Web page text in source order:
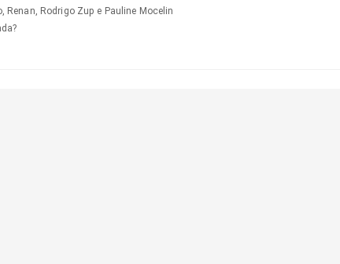
Renan, Rodrigo Zup e Pauline Mocelin